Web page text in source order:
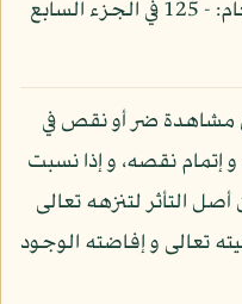
يهديه يشرح صدره للإسلام:» الأنعام: - 125 في الجزء السابع
مشاهدة ضر أو نقص في
إتمام نقصه، و إذا نسبت
التأثر لتنزهه تعالى
و إفاضته الوجود